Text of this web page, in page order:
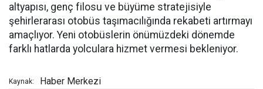
altyapısı, genç filosu ve büyüme stratejisiyle
şehirlerarası otobüs taşımacılığında rekabeti artırmayı
amaçlıyor. Yeni otobüslerin önümüzdeki dönemde
farklı hatlarda yolculara hizmet vermesi bekleniyor.
Kaynak: Haber Merkezi